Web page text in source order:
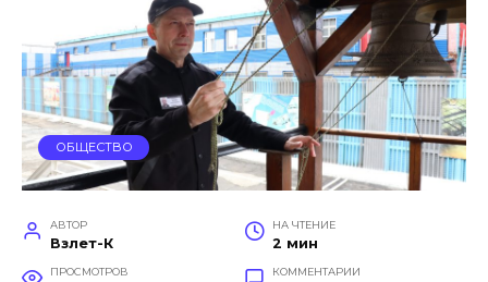
ОБЩЕСТВО
АВТОР
Взлет-К
НА ЧТЕНИЕ
2 мин
ПРОСМОТРОВ КОММЕНТАРИИ